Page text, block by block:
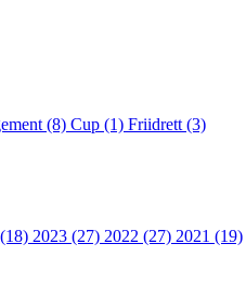
(8) Cup (1) Friidrett (3)
2023 (27) 2022 (27) 2021 (19)